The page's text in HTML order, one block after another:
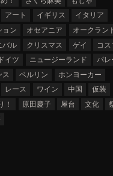
アート イギリス
イタリア
ョン オセアニア
オークラン
バル クリスマス ゲイ
コ
ドイツ ニュージーランド
パレ
ス ベルリン
ホンヨーカー
レース ワイン 中国
仮装
！ 原田慶子 屋台 文化